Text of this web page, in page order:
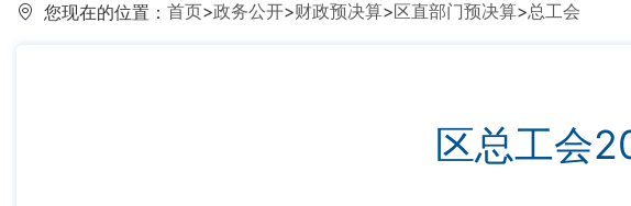
您现在的位置： 首页>政务公开>财政预决算>区直部门预决算>总工会
区总工会